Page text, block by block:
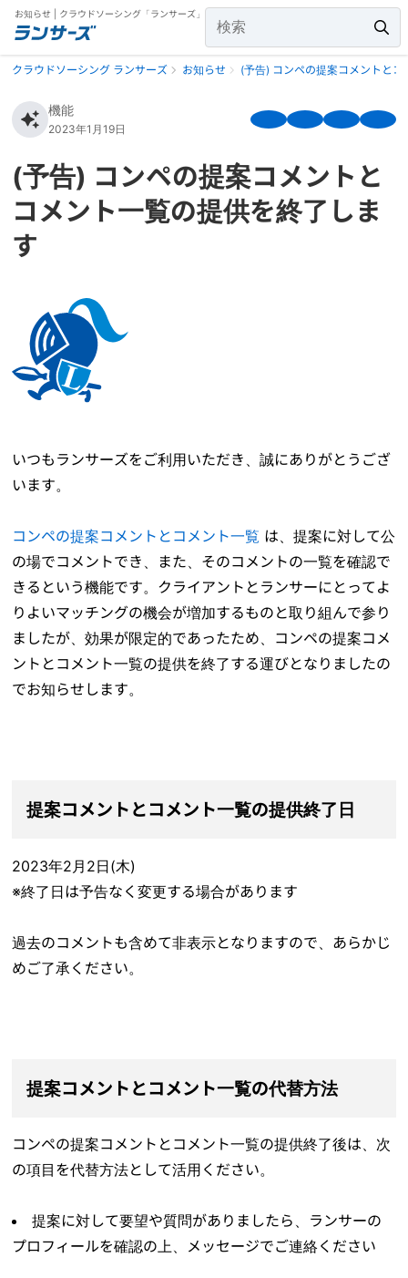
お知らせ | クラウドソーシング「ランサーズ」
クラウドソーシング ランサーズ お知らせ (予告) コンペの提案コメントと
機能
2023年1月19日
(予告) コンペの提案コメントと
コメント一覧の提供を終了しま
す
いつもランサーズをご利用いただき、誠にありがとうござ
います。
コンペの提案コメントとコメント一覧 は、提案に対して公
の場でコメントでき、また、そのコメントの一覧を確認で
きるという機能です。クライアントとランサーにとってよ
りよいマッチングの機会が増加するものと取り組んで参り
ましたが、効果が限定的であったため、コンペの提案コメ
ントとコメント一覧の提供を終了する運びとなりましたの
でお知らせします。
提案コメントとコメント一覧の提供終了日
2023年2月2日(木)
※終了日は予告なく変更する場合があります
過去のコメントも含めて非表示となりますので、あらかじ
めご了承ください。
提案コメントとコメント一覧の代替方法
コンペの提案コメントとコメント一覧の提供終了後は、次
の項目を代替方法として活用ください。
提案に対して要望や質問がありましたら、ランサーの
プロフィールを確認の上、メッセージでご連絡ください